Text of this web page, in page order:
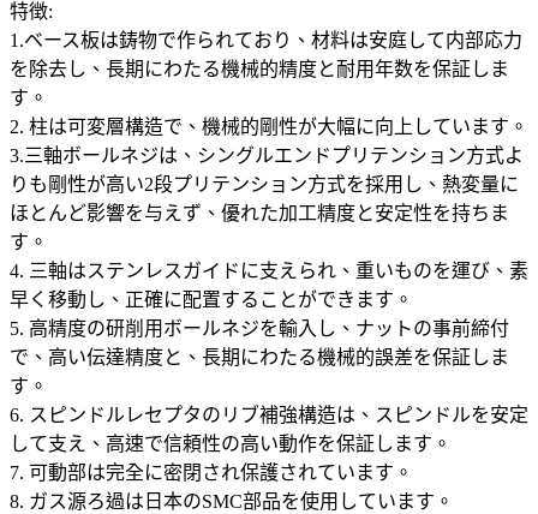
特徴:
1.ベース板は鋳物で作られており、材料は安庭して内部応力
を除去し、長期にわたる機械的精度と耐用年数を保証しま
す。
2. 柱は可変層構造で、機械的剛性が大幅に向上しています。
3.三軸ボールネジは、シングルエンドプリテンション方式よ
りも剛性が高い2段プリテンション方式を採用し、熱変量に
ほとんど影響を与えず、優れた加工精度と安定性を持ちま
す。
4. 三軸はステンレスガイドに支えられ、重いものを運び、素
早く移動し、正確に配置することができます。
5. 高精度の研削用ボールネジを輸入し、ナットの事前締付
で、高い伝達精度と、長期にわたる機械的誤差を保証しま
す。
6. スピンドルレセプタのリブ補強構造は、スピンドルを安定
して支え、高速で信頼性の高い動作を保証します。
7. 可動部は完全に密閉され保護されています。
8. ガス源ろ過は日本のSMC部品を使用しています。